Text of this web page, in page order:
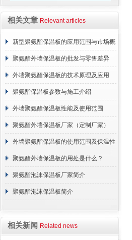
相关文章 Relevant articles
新型聚氨酯保温板的应用范围与市场概
况
聚氨酯外墙保温板的批发与零售差异
外墙聚氨酯保温板的技术原理及应用
聚氨酯保温板参数与施工介绍
外墙聚氨酯保温板性能及使用范围
聚氨酯外墙保温板厂家（定制厂家）
外墙聚氨酯保温板的使用范围及保温性
能
聚氨酯外墙保温板的用处是什么？
聚氨酯泡沫保温板厂家简介
聚氨酯泡沫保温板简介
相关新闻 Related news